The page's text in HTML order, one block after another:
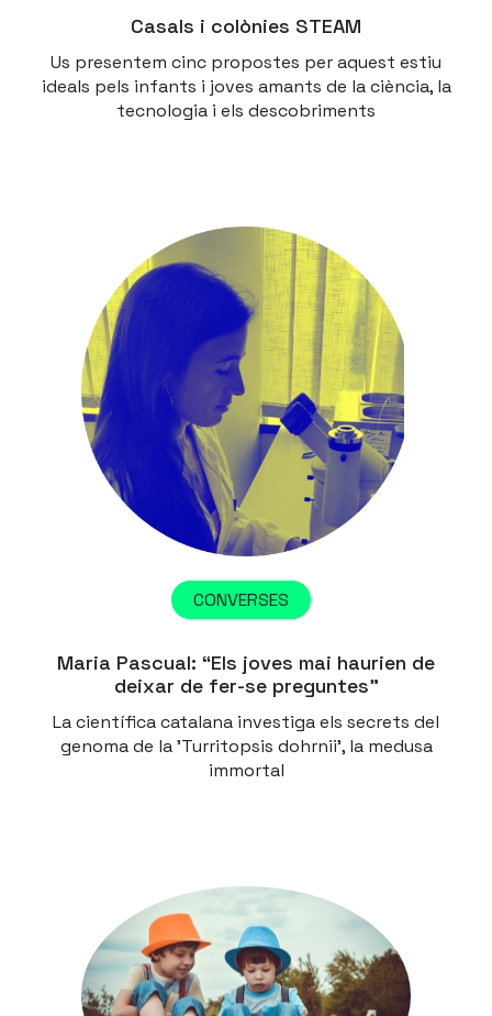
Casals i colònies STEAM
Us presentem cinc propostes per aquest estiu
ideals pels infants i joves amants de la ciència, la
tecnologia i els descobriments
CONVERSES
Maria Pascual: “Els joves mai haurien de
deixar de fer-se preguntes”
La científica catalana investiga els secrets del
genoma de la 'Turritopsis dohrnii', la medusa
immortal